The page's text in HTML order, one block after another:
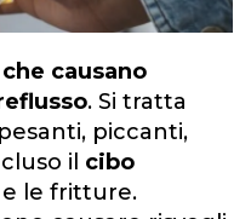
causano
. Si tratta
piccanti,
il cibo
e le fritture.